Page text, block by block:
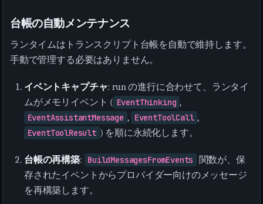
台帳の自動メンテナンス
ランタイムはトランスクリプト台帳を自動で維持します。
手動で管理する必要はありません。
イベントキャプチャ: run の進行に合わせて、ランタイ
ムがメモリイベント ( EventThinking ,
EventAssistantMessage , EventToolCall ,
EventToolResult ) を順に永続化します。
台帳の再構築: BuildMessagesFromEvents
関数が、保
存されたイベントからプロバイダー向けのメッセージ
を再構築します。